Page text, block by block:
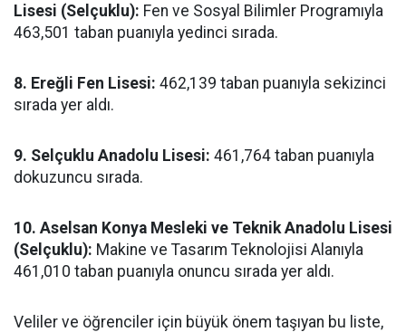
Lisesi (Selçuklu): Fen ve Sosyal Bilimler Programıyla
463,501 taban puanıyla yedinci sırada.
8. Ereğli Fen Lisesi: 462,139 taban puanıyla sekizinci
sırada yer aldı.
9. Selçuklu Anadolu Lisesi: 461,764 taban puanıyla
dokuzuncu sırada.
10. Aselsan Konya Mesleki ve Teknik Anadolu Lisesi
(Selçuklu): Makine ve Tasarım Teknolojisi Alanıyla
461,010 taban puanıyla onuncu sırada yer aldı.
Veliler ve öğrenciler için büyük önem taşıyan bu liste,